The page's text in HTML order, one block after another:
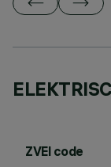
ZVEI code